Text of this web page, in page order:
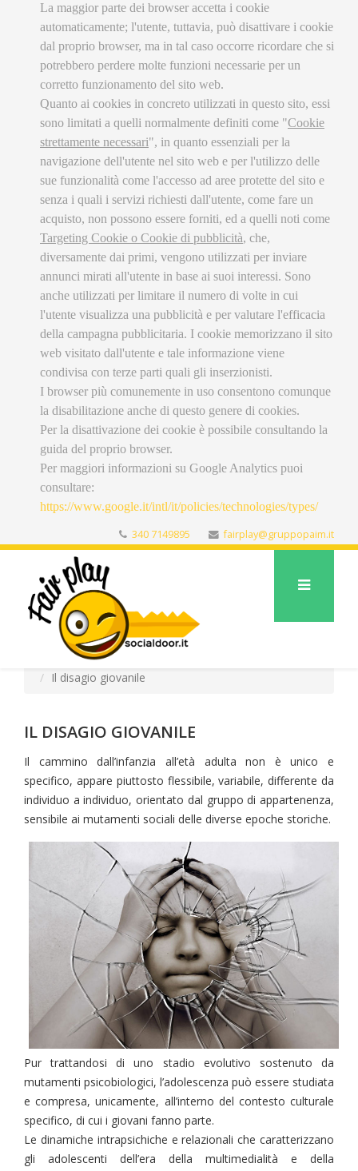
La maggior parte dei browser accetta i cookie
automaticamente; l'utente, tuttavia, può disattivare i cookie
dal proprio browser, ma in tal caso occorre ricordare che si
potrebbero perdere molte funzioni necessarie per un
corretto funzionamento del sito web.
Quanto ai cookies in concreto utilizzati in questo sito, essi
sono limitati a quelli normalmente definiti come "Cookie
strettamente necessari", in quanto essenziali per la
navigazione dell'utente nel sito web e per l'utilizzo delle
sue funzionalità come l'accesso ad aree protette del sito e
senza i quali i servizi richiesti dall'utente, come fare un
acquisto, non possono essere forniti, ed a quelli noti come
Targeting Cookie o Cookie di pubblicità, che,
diversamente dai primi, vengono utilizzati per inviare
annunci mirati all'utente in base ai suoi interessi. Sono
anche utilizzati per limitare il numero di volte in cui
l'utente visualizza una pubblicità e per valutare l'efficacia
della campagna pubblicitaria. I cookie memorizzano il sito
web visitato dall'utente e tale informazione viene
condivisa con terze parti quali gli inserzionisti.
I browser più comunemente in uso consentono comunque
la disabilitazione anche di questo genere di cookies.
Per la disattivazione dei cookie è possibile consultando la
guida del proprio browser.
Per maggiori informazioni su Google Analytics puoi
consultare:
https://www.google.it/intl/it/policies/technologies/types/
340 7149895 fairplay@gruppopaim.it
Il disagio giovanile
IL DISAGIO GIOVANILE
Il cammino dall’infanzia all’età adulta non è unico e
specifico, appare piuttosto flessibile, variabile, differente da
individuo a individuo, orientato dal gruppo di appartenenza,
sensibile ai mutamenti sociali delle diverse epoche storiche.
Pur trattandosi di uno stadio evolutivo sostenuto da
mutamenti psicobiologici, l’adolescenza può essere studiata
e compresa, unicamente, all’interno del contesto culturale
specifico, di cui i giovani fanno parte.
Le dinamiche intrapsichiche e relazionali che caratterizzano
gli adolescenti dell’era della multimedialità e della